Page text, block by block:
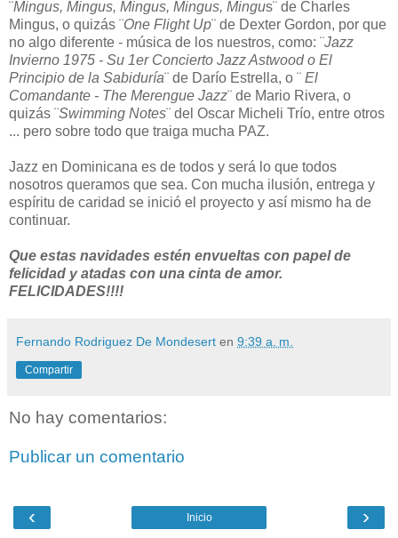
¨Mingus, Mingus, Mingus, Mingus, Mingus¨ de Charles
Mingus, o quizás ¨One Flight Up¨ de Dexter Gordon, por que
no algo diferente - música de los nuestros, como: ¨Jazz
Invierno 1975 - Su 1er Concierto Jazz Astwood o El
Principio de la Sabiduría¨ de Darío Estrella, o ¨ El
Comandante - The Merengue Jazz¨ de Mario Rivera, o
quizás ¨Swimming Notes¨ del Oscar Micheli Trío, entre otros
... pero sobre todo que traiga mucha PAZ.
Jazz en Dominicana es de todos y será lo que todos
nosotros queramos que sea. Con mucha ilusión, entrega y
espíritu de caridad se inició el proyecto y así mismo ha de
continuar.
Que estas navidades estén envueltas con papel de
felicidad y atadas con una cinta de amor.
FELICIDADES!!!!
Fernando Rodriguez De Mondesert en 9:39 a. m.
Compartir
No hay comentarios:
Publicar un comentario
‹ ›
Inicio